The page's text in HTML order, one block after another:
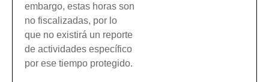
embargo, estas horas son
no fiscalizadas, por lo
que no existirá un reporte
de actividades específico
por ese tiempo protegido.